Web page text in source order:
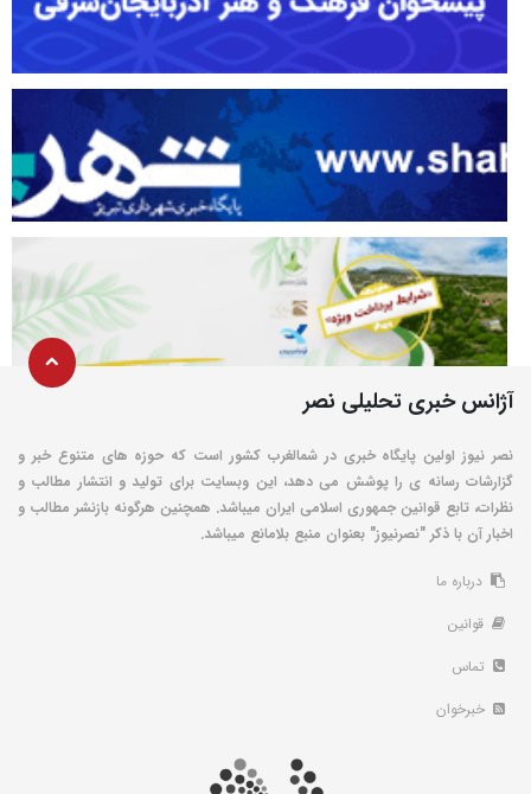
آژانس خبری تحلیلی نصر
نصر نیوز اولین پایگاه خبری در شمالغرب کشور است که حوزه های متنوع خبر و
گزارشات رسانه ی را پوشش می دهد، این وبسایت برای تولید و انتشار مطالب و
نظرات، تابع قوانین جمهوری اسلامی ایران میباشد. همچنین هرگونه بازنشر مطالب و
اخبار آن با ذکر "نصرنیوز" بعنوان منبع بلامانع میباشد.
درباره ما
قوانین
تماس
خبرخوان